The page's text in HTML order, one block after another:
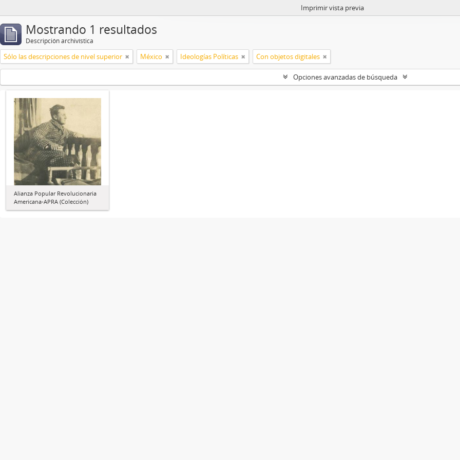
Imprimir vista previa
Mostrando 1 resultados
Descripción archivística
Sólo las descripciones de nivel superior México Ideologías Políticas Con objetos digitales
Opciones avanzadas de búsqueda
Alianza Popular Revolucionaria
Americana-APRA (Colección)